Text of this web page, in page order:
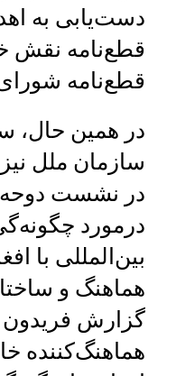
دست‌یابی به
قطع‌نامه نقش
قطع‌نامه
در همین
سازمان ملل
در نشست دوحه
درمورد
بین‌المللی با
هماهنگ و
گزارش فریدون
هماهنگ‌کننده